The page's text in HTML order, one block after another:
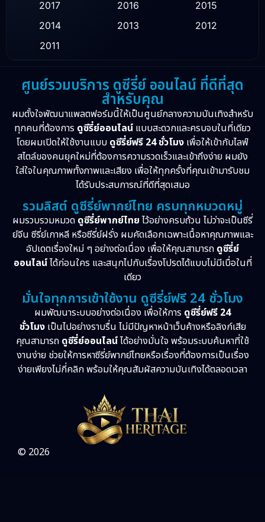
History ประวัติศาสตร์
Inspirational แรงบันดาลใจ
Love (2)
Melodrama (2)
Mystery ลึกลับ
Period ย้อนยุค (39)
Political การเมือง (21)
Psychological จิตวิทยา (29)
Revenge
Romance โรแมนติก (76)
Sci-Fi วิทยาศาสตร์ (5)
Science (1)
Slice of Life ชีวิตประจำวัน
Social Issues สังคม
Spy
2017
2016
2015
2014
2013
2012
2011
ศูนย์รวมบริการ ดูซีรี่ย์ ออนไลน์ ที่ดีที่สุด
สำหรับคุณ
ผมตั้งใจพัฒนาแพลตฟอร์มนี้ให้เป็นศูนย์กลางความบันเทิงสำหรับ
ทุกคนที่ต้องการ ดูซีรี่ย์ออนไลน์ แบบสะดวกและครบจบในที่เดียว
โดยผมเปิดให้ใช้งานแบบ ดูซีรี่ย์ฟรี 24 ชั่วโมง เพื่อให้เข้ากับไลฟ์
สไตล์ของคนยุคใหม่ที่ต้องการความรวดเร็วและเข้าถึงง่าย ผมยัง
ใส่ใจในคุณภาพทั้งภาพและเสียง เพื่อให้ทุกครั้งที่คุณเข้ามารับชม
ได้รับประสบการณ์ที่ดีที่สุดเสมอ
รวมลิสต์ ดูซีรี่ย์พากย์ไทย ครบทุกหมวดหมู่
ผมรวบรวมหมวด ดูซีรี่ย์พากย์ไทย ไว้อย่างครบถ้วน ไม่ว่าจะเป็นซีรี่
ย์จีน ซีรี่ย์เกาหลี หรือซีรี่ย์ฝรั่ง ผมคัดเลือกเฉพาะเนื้อหาคุณภาพและ
อัปเดตเรื่องใหม่ ๆ อย่างต่อเนื่อง เพื่อให้คุณสามารถ ดูซีรี่ย์
ออนไลน์ได้ก่อนใคร และสนุกไปกับเรื่องโปรดได้แบบไม่มีเบื่อในที่
เดียว
มั่นใจทุกการเข้าใช้งาน ดูซีรี่ย์ฟรี 24 ชั่วโมง
ผมพัฒนาระบบอย่างต่อเนื่อง เพื่อให้การ ดูซีรี่ย์ฟรี 24
ชั่วโมงเป็นไปอย่างราบรื่น ไม่มีปัญหาหน้าเว็บค้างหรือลิงก์เสีย
คุณสามารถ ดูซีรี่ย์ออนไลน์ได้อย่างมั่นใจ พร้อมระบบค้นหาที่ใช้
งานง่าย ช่วยให้การหาซีรี่ย์พากย์ไทยหรือเรื่องที่ต้องการเป็นเรื่อง
ง่ายเพียงไม่กี่คลิก พร้อมให้คุณสัมผัสความบันเทิงได้ตลอดเวลา
© 2026